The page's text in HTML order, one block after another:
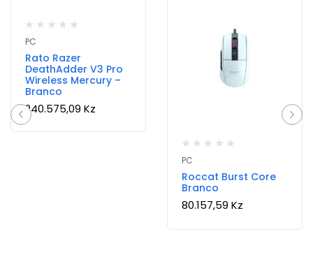
PC
Rato Razer
DeathAdder V3 Pro
Wireless Mercury –
Branco
240.575,09 Kz
PC
Roccat Burst Core
Branco
80.157,59 Kz